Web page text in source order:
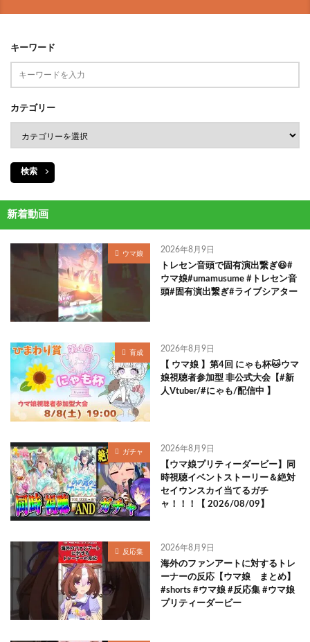
キーワード
カテゴリー
検索
新着動画
ウマ娘 2026年8月9日
トレセン音頭で固有演出繋ぎ😆#
ウマ娘#umamusume #トレセン音
頭#固有演出繋ぎ#ライブシアター
育成 2026年8月9日
【 ウマ娘 】第4回 にゃも杯🐱ウマ
娘視聴者参加型 非公式大会【#新
人Vtuber/#にゃも/配信中 】
ガチャ 2026年8月9日
【ウマ娘プリティーダービー】同
時視聴イベントストーリー＆絶対
セイウンスカイ当てるガチ
ャ！！！【 2026/08/09】
反応集 2026年8月9日
海外のファンアートに対するトレ
ーナーの反応【ウマ娘 まとめ】
#shorts #ウマ娘 #反応集 #ウマ娘
プリティーダービー